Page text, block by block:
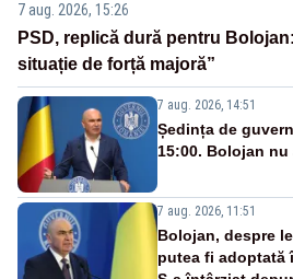
7 aug. 2026, 15:26
PSD, replică dură pentru
situație de forță majoră”
7 aug. 2026, 14:51
Ședința de
15:00. Bolojan
7 aug. 2026, 11:51
Bolojan, despre
putea fi adoptată